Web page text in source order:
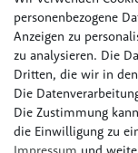
personenbezogene
Anzeigen zu
zu analysieren. Die
Dritten, die wir in
Die
Die Zustimmung
die Einwilligung zu